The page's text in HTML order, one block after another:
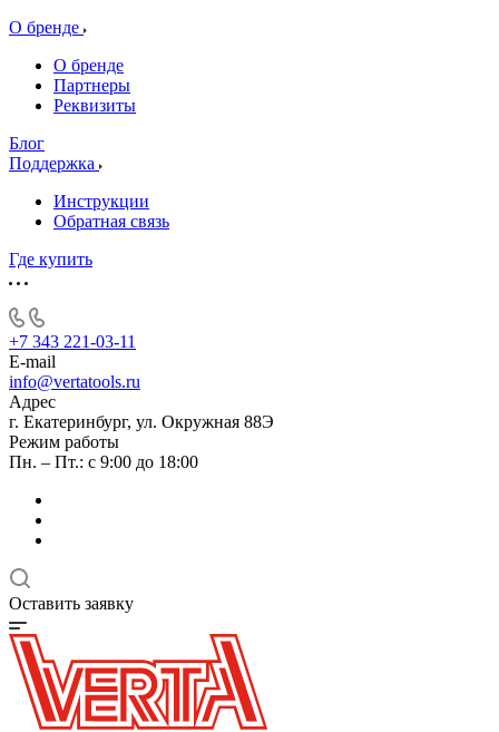
О бренде
О бренде
Партнеры
Реквизиты
Блог
Поддержка
Инструкции
Обратная связь
Где купить
+7 343 221-03-11
E-mail
info@vertatools.ru
Адрес
г. Екатеринбург, ул. Окружная 88Э
Режим работы
Пн. – Пт.: с 9:00 до 18:00
Оставить заявку